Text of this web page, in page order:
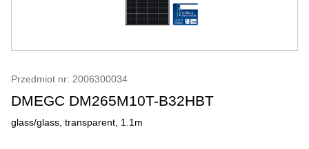
Przedmiot nr: 2006300034
DMEGC DM265M10T-B32HBT
glass/glass, transparent, 1.1m